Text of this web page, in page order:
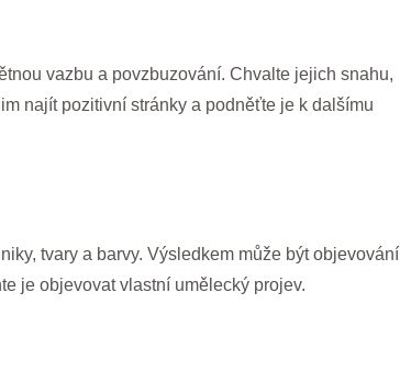
vazbu a povzbuzování. Chvalte jejich snahu,
najít pozitivní stránky a podněťte je k dalšímu
tvary a barvy. Výsledkem může být objevování
je objevovat vlastní umělecký projev.